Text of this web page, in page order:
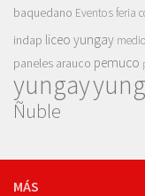
baquedano Eventosferia
indap liceo yungay
paneles arauco pemuco
yungay
Ñuble
MÁS